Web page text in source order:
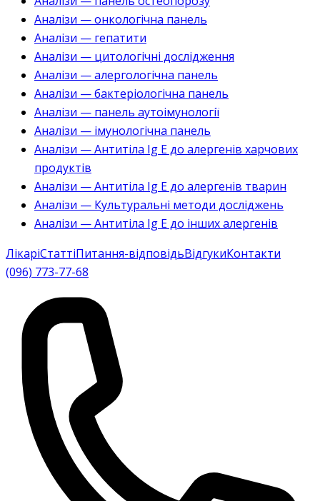
Аналізи — онкологічна панель
Аналізи — гепатити
Аналізи — цитологічні дослідження
Аналізи — алергологічна панель
Аналізи — бактеріологічна панель
Аналізи — панель аутоімунології
Аналізи — імунологічна панель
Аналізи — Антитіла Ig E до алергенів харчових
продуктів
Аналізи — Антитіла Ig E до алергенів тварин
Аналізи — Культуральні методи досліджень
Аналізи — Антитіла Ig E до інших алергенів
ЛікаріСтаттіПитання-відповідьВідгукиКонтакти
(096) 773-77-68